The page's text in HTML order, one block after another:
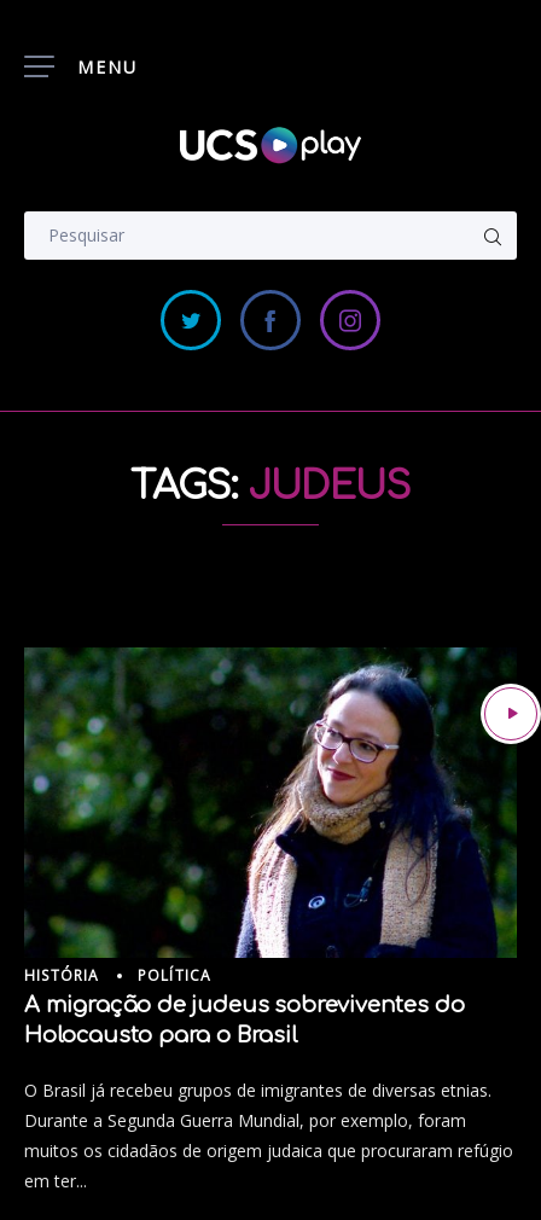
MENU
TAGS: JUDEUS
HISTÓRIA POLÍTICA
A migração de judeus sobreviventes do
Holocausto para o Brasil
O Brasil já recebeu grupos de imigrantes de diversas etnias.
Durante a Segunda Guerra Mundial, por exemplo, foram
muitos os cidadãos de origem judaica que procuraram refúgio
em ter...